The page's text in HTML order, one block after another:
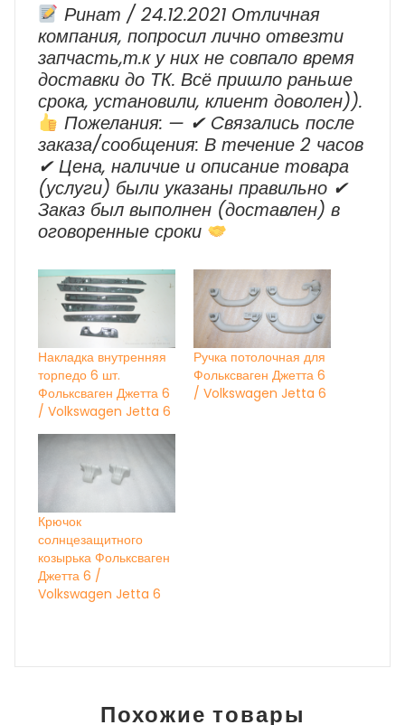
Ринат / 24.12.2021 Отличная
компания, попросил лично отвезти
запчасть,т.к у них не совпало время
доставки до ТК. Всё пришло раньше
срока, установили, клиент доволен)).
Пожелания: — ✔ Cвязались после
заказа/сообщения: В течение 2 часов
✔ Цена, наличие и описание товара
(услуги) были указаны правильно ✔
Заказ был выполнен (доставлен) в
оговоренные сроки
Накладка внутренняя
торпедо 6 шт.
Фольксваген Джетта 6
/ Volkswagen Jetta 6
Ручка потолочная для
Фольксваген Джетта 6
/ Volkswagen Jetta 6
Крючок
солнцезащитного
козырька Фольксваген
Джетта 6 /
Volkswagen Jetta 6
Похожие товары